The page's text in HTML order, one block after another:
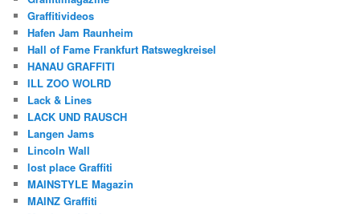
Graffitivideos
Hafen Jam Raunheim
Hall of Fame Frankfurt Ratswegkreisel
HANAU GRAFFITI
ILL ZOO WOLRD
Lack & Lines
LACK UND RAUSCH
Langen Jams
Lincoln Wall
lost place Graffiti
MAINSTYLE Magazin
MAINZ Graffiti